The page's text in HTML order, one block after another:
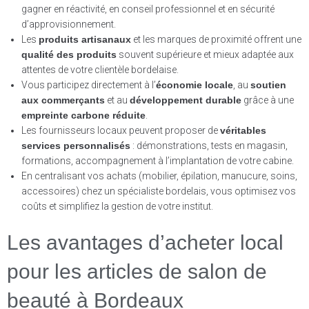
gagner en réactivité, en conseil professionnel et en sécurité
d’approvisionnement.
Les produits artisanaux et les marques de proximité offrent une
qualité des produits souvent supérieure et mieux adaptée aux
attentes de votre clientèle bordelaise.
Vous participez directement à l’économie locale , au soutien
aux commerçants et au développement durable grâce à une
empreinte carbone réduite
Les fournisseurs locaux peuvent proposer devéritables
services personnalisés : démonstrations, tests en magasin,
formations, accompagnement à l’implantation de votre cabine.
En centralisant vos achats (mobilier, épilation, manucure, soins,
accessoires) chez un spécialiste bordelais, vous optimisez vos
coûts et simplifiez la gestion de votre institut.
Les avantages d’acheter local
pour les articles de salon de
beauté à Bordeaux